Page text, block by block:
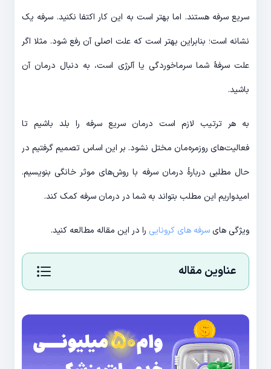
سریع سرفه هستند. اما بهتر است به این کار اکتفا نکنید. سرفه یک
نشانه است؛ بنابراین بهتر است که علت اصلی آن رفع شود. مثلا اگر
علت سرفۀ شما سرماخوردگی یا آلرژی است، به دنبال درمان آن
باشید.
به هر ترتیب لازم است درمان سریع سرفه را بلد باشیم تا
فعالیت‌های روزمره‌مان مختل نشود. بر این اساس تصمیم گرفتیم در
حال مطلبی دربارۀ درمان سرفه با روش‌های موثر خانگی بنویسیم.
امیدواریم این مطلب بتواند به شما در درمان سرفه کمک کند.
ویژگی هایسرفه های کرونایی را در این مقاله مطالعه کنید.
عناوین مقاله